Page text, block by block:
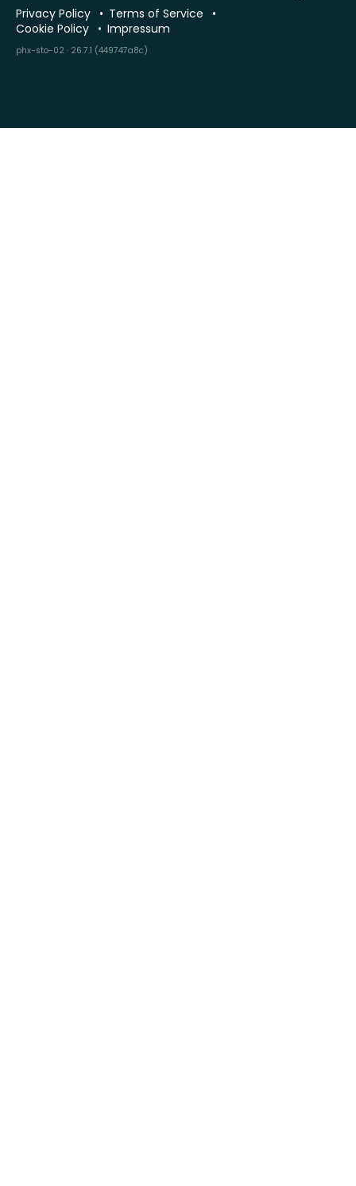
Privacy Policy
Terms of Service
Cookie Policy
Impressum
phx-sto-02 · 26.7.1 (449747a8c)